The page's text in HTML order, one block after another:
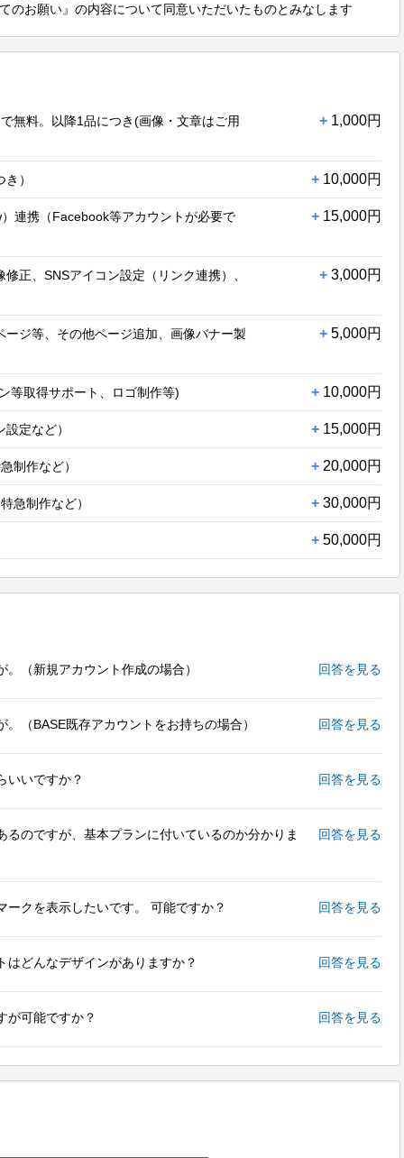
のお願い』の内容について同意いただいたものとみなします
無料。以降1品につき(画像・文章はご用 + 1,000円
） + 10,000円
連携（Facebook等アカウントが必要で + 15,000円
正、SNSアイコン設定（リンク連携）、 + 3,000円
ジ等、その他ページ追加、画像バナー製 + 5,000円
等取得サポート、ロゴ制作等) + 10,000円
定など） + 15,000円
制作など） + 20,000円
急制作など） + 30,000円
+ 50,000円
（新規アカウント作成の場合） 回答を見る
（BASE既存アカウントをお持ちの場合） 回答を見る
いいですか？ 回答を見る
るのですが、基本プランに付いているのか分かりま 回答を見る
ークを表示したいです。 可能ですか？ 回答を見る
はどんなデザインがありますか？ 回答を見る
が可能ですか？ 回答を見る